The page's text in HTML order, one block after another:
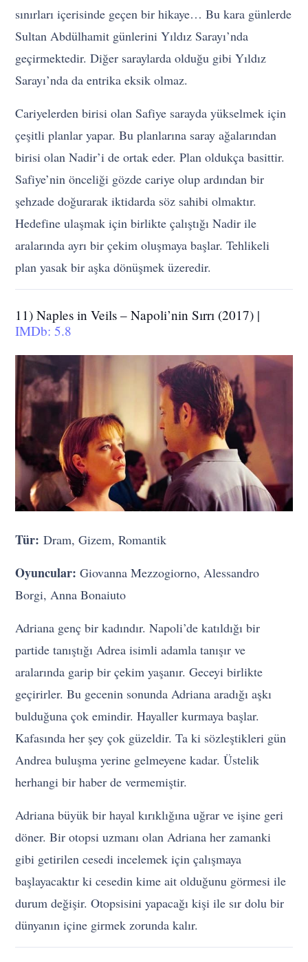
sınırları içerisinde geçen bir hikaye… Bu kara günlerde
Sultan Abdülhamit günlerini Yıldız Sarayı’nda
geçirmektedir. Diğer saraylarda olduğu gibi Yıldız
Sarayı’nda da entrika eksik olmaz.
Cariyelerden birisi olan Safiye sarayda yükselmek için
çeşitli planlar yapar. Bu planlarına saray ağalarından
birisi olan Nadir’i de ortak eder. Plan oldukça basittir.
Safiye’nin önceliği gözde cariye olup ardından bir
şehzade doğurarak iktidarda söz sahibi olmaktır.
Hedefine ulaşmak için birlikte çalıştığı Nadir ile
aralarında ayrı bir çekim oluşmaya başlar. Tehlikeli
plan yasak bir aşka dönüşmek üzeredir.
11) Naples in Veils – Napoli’nin Sırrı (2017) |
IMDb: 5.8
Tür:Dram, Gizem, Romantik
Oyuncular: Giovanna Mezzogiorno, Alessandro
Borgi, Anna Bonaiuto
Adriana genç bir kadındır. Napoli’de katıldığı bir
partide tanıştığı Adrea isimli adamla tanışır ve
aralarında garip bir çekim yaşanır. Geceyi birlikte
geçirirler. Bu gecenin sonunda Adriana aradığı aşkı
bulduğuna çok emindir. Hayaller kurmaya başlar.
Kafasında her şey çok güzeldir. Ta ki sözleştikleri gün
Andrea buluşma yerine gelmeyene kadar. Üstelik
herhangi bir haber de vermemiştir.
Adriana büyük bir hayal kırıklığına uğrar ve işine geri
döner. Bir otopsi uzmanı olan Adriana her zamanki
gibi getirilen cesedi incelemek için çalışmaya
başlayacaktır ki cesedin kime ait olduğunu görmesi ile
durum değişir. Otopsisini yapacağı kişi ile sır dolu bir
dünyanın içine girmek zorunda kalır.